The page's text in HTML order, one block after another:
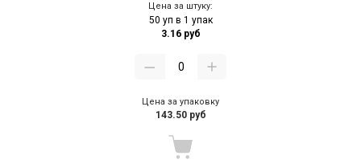
Цена за штуку:
50 уп в 1 упак
3.16 руб
Цена за упаковку
143.50 руб